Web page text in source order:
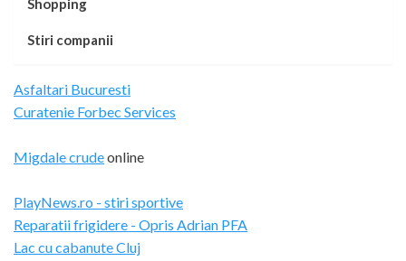
Shopping
Stiri companii
Asfaltari Bucuresti
Curatenie Forbec Services
Migdale crudeonline
PlayNews.ro - stiri sportive
Reparatii frigidere - Opris Adrian PFA
Lac cu cabanute Cluj